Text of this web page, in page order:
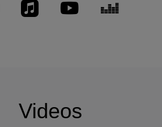
Videos